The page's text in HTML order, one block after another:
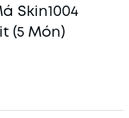
Skin1004
(5 Món)